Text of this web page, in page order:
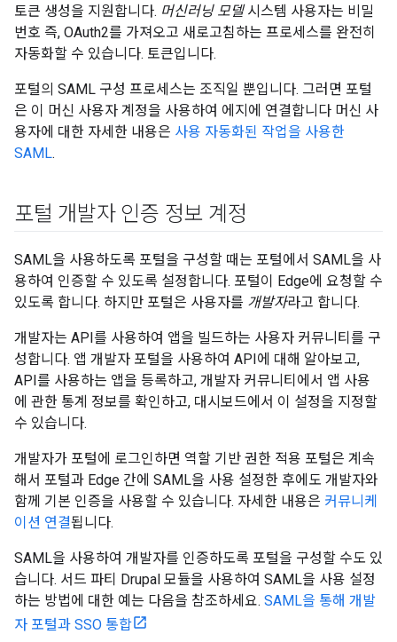
토큰 생성을 지원합니다. 머신러닝 모델시스템 사용자는 비밀
번호 즉, OAuth2를 가져오고 새로고침하는 프로세스를 완전히
자동화할 수 있습니다. 토큰입니다.
포털의 SAML 구성 프로세스는 조직일 뿐입니다. 그러면 포털
은 이 머신 사용자 계정을 사용하여 에지에 연결합니다 머신 사
용자에 대한 자세한 내용은 사용 자동화된 작업을 사용한
SAML.
포털 개발자 인증 정보 계정
SAML을 사용하도록 포털을 구성할 때는 포털에서 SAML을 사
용하여 인증할 수 있도록 설정합니다. 포털이 Edge에 요청할 수
있도록 합니다. 하지만 포털은 사용자를 개발자라고 합니다.
개발자는 API를 사용하여 앱을 빌드하는 사용자 커뮤니티를 구
성합니다. 앱 개발자 포털을 사용하여 API에 대해 알아보고,
API를 사용하는 앱을 등록하고, 개발자 커뮤니티에서 앱 사용
에 관한 통계 정보를 확인하고, 대시보드에서 이 설정을 지정할
수 있습니다.
개발자가 포털에 로그인하면 역할 기반 권한 적용 포털은 계속
해서 포털과 Edge 간에 SAML을 사용 설정한 후에도 개발자와
함께 기본 인증을 사용할 수 있습니다. 자세한 내용은 커뮤니케
이션 연결됩니다.
SAML을 사용하여 개발자를 인증하도록 포털을 구성할 수도 있
습니다. 서드 파티 Drupal 모듈을 사용하여 SAML을 사용 설정
하는 방법에 대한 예는 다음을 참조하세요. SAML을 통해 개발
자 포털과 SSO 통합